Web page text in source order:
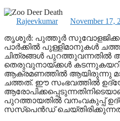
Rajeevkumar November 17,
തൃശൂര്‍: പുത്തൂര്‍
പാർക്കില്‍ പുള്ളിമാനുകള്‍ ചത്ത
ചിത്രങ്ങള്‍ പുറത്തുവന്നതില്‍
തെരുവുനായ്ക്കള്‍ കടന്നുകയറി
ആക്രമണത്തില്‍ ആയിരുന്നു
ചത്തത്. ഈ സംഭവത്തില്‍
പുറത്തായതില്‍ വനംവകുപ്പ്
സസ്‌പെന്‍ഡ്